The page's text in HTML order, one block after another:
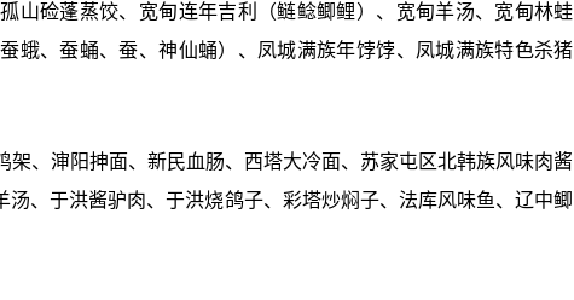
山硷蓬蒸饺、宽甸连年吉利（鲢鲶鲫鲤）、宽甸羊汤、宽甸林蛙
蛾、蚕蛹、蚕、神仙蛹）、凤城满族年饽饽、凤城满族特色杀猪
、渖阳抻面、新民血肠、西塔大冷面、苏家屯区北韩族风味肉酱
、于洪酱驴肉、于洪烧鸽子、彩塔炒焖子、法库风味鱼、辽中鲫